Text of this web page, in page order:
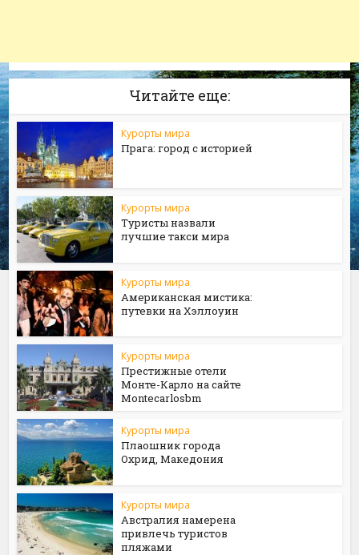
Читайте еще:
Курорты мира
Прага: город с историей
Курорты мира
Туристы назвали
лучшие такси мира
Курорты мира
Американская мистика:
путевки на Хэллоуин
Курорты мира
Престижные отели
Монте-Карло на сайте
Мontecarlosbm
Курорты мира
Плаошник города
Охрид, Македония
Курорты мира
Австралия намерена
привлечь туристов
пляжами